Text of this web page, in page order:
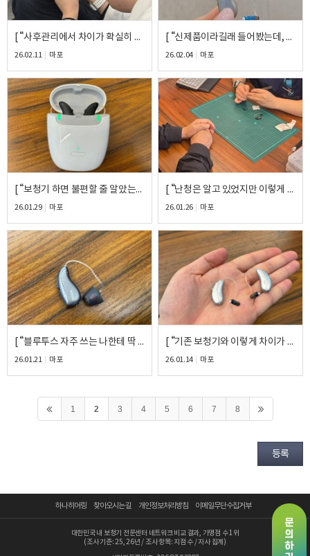
[ “사후관리에서 차이가 확실히 느껴졌어요” ] – REM 검사로 신뢰가 더해진 포낙 울트라70 착용 후기
26.02.11 마포
[ “신제품이라길래 들어봤는데, 소리가 너무 편해서 바로 결정했어요” ] – 포낙 울트라70 착용 후기
26.02.04 마포
[ “보청기 하면 불편할 줄 알았는데, 왜 진작 안 했나 싶어요” ] – 시그니아 7ix BCT 착용 후기
26.01.29 마포
[ “난청은 알고 있었지만 이렇게 나쁜 줄은 몰랐어요” ] – 70대 중도 난청 아버님 시그니아 5ix 착용 후기
26.01.26 마포
[ “블루투스 자주 쓰는 나한테 딱 맞더라고요” ] – 사용 습관까지 고려한 시그니아 BCT 5ix 선택 후기
26.01.21 마포
[ “기존 보청기와 이렇게 차이가 날 줄은 몰랐어요” ] – 오르빗 v1 체험 후 바로 결정한 60대 아버님 후기
26.01.14 마포
1 2 3 4 5 6 7 8
등록
하나히어링 찾아오시는 길 개인정보처리방침 이메일무단수집거부
대한민국 내 보청기 전문센터 네트워크 비교 결과, 가맹점 수 1위
(조사 기준: 25, 26년 / 조사 항목: 지점 수 / 자사 집계)